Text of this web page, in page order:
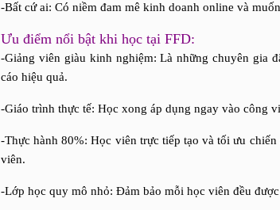
-Bất cứ ai: Có niềm đam mê kinh doanh online và
Ưu điểm nổi bật khi học tại FFD:
-Giảng viên giàu kinh nghiệm: Là những chuyên gia
cáo hiệu quả.
-Giáo trình thực tế: Học xong áp dụng ngay vào công
-Thực hành 80%: Học viên trực tiếp tạo và tối ưu
viên.
-Lớp học quy mô nhỏ: Đảm bảo mỗi học viên đều